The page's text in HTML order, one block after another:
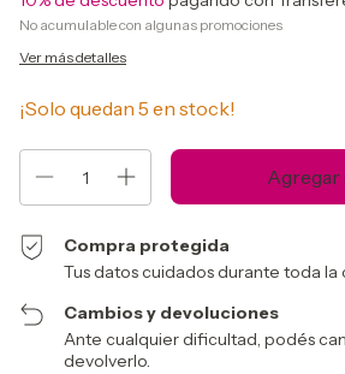
No acumulable con algunas promociones
Ver más detalles
¡Solo quedan 5 en stock!
Compra protegida
Tus datos cuidados durante toda la
Cambios y devoluciones
Ante cualquier dificultad, podés
devolverlo.